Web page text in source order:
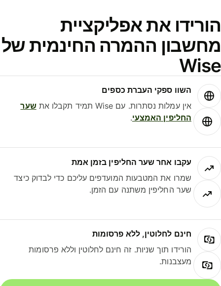
את אפליקציית
ההמרה החינמית של
השוו ספקי העברת כספים
אין עמלות נסתרות. עם Wise תמיד תקבלו את
שער
החליפין האמצעי.
עקבו אחר שער החליפין בזמן אמת
שמרו את המטבעות המועדפים עליכם כדי לבדוק כיצד
שער החליפין משתנה עם הזמן.
חינם לחלוטין, ללא פרסומות
הורידו תוך שניות. זה חינם לחלוטין וללא פרסומות
מעצבנות.